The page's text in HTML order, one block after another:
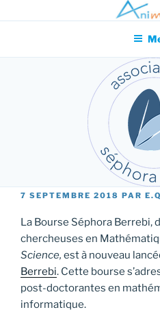
au
principal
Association pour l'Animation en
PUBLIÉ
7 SEPTEMBRE 2018 PAR
La Bourse Séphora Berrebi,
chercheuses en
Science, est à nouveau
Berrebi. Cette bourse
post-doctorantes en
informatique.